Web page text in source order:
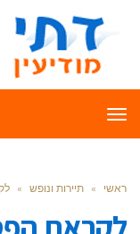
תפריט
ראשי » תיירות ונופש »